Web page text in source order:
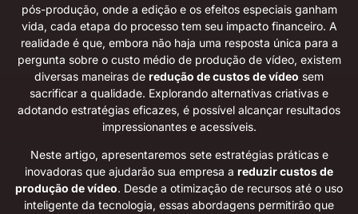
pós-produção, onde a edição e os efeitos especiais ganham
vida, cada etapa do processo tem seu impacto financeiro. A
realidade é que, embora não haja uma resposta única para a
pergunta sobre o custo médio de produção de vídeo, existem
diversas maneiras de redução de custos de vídeo sem
sacrificar a qualidade. Explorando alternativas criativas e
adotando estratégias eficazes, é possível alcançar resultados
impressionantes e acessíveis.
Neste artigo, apresentaremos sete estratégias práticas e
inovadoras que ajudarão sua empresa a reduzir custos de
produção de vídeo. Desde a otimização de recursos até o uso
inteligente da tecnologia, essas abordagens permitirão que